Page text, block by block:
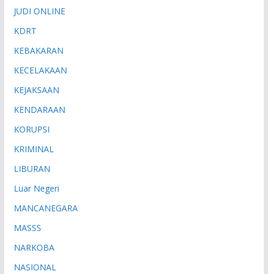
JUDI ONLINE
KDRT
KEBAKARAN
KECELAKAAN
KEJAKSAAN
KENDARAAN
KORUPSI
KRIMINAL
LIBURAN
Luar Negeri
MANCANEGARA
MASSS
NARKOBA
NASIONAL